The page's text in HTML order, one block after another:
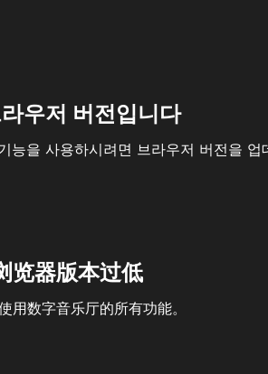
우저 버전입니다
능을 사용하시려면 브라우저 버전을 업
览器版本过低
用数字音乐厅的所有功能。